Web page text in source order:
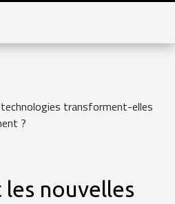
transforment-elles
?
nouvelles